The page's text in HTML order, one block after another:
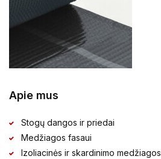
Apie mus
Stogų dangos ir priedai
Medžiagos fasaui
Izoliacinės ir skardinimo medžiagos